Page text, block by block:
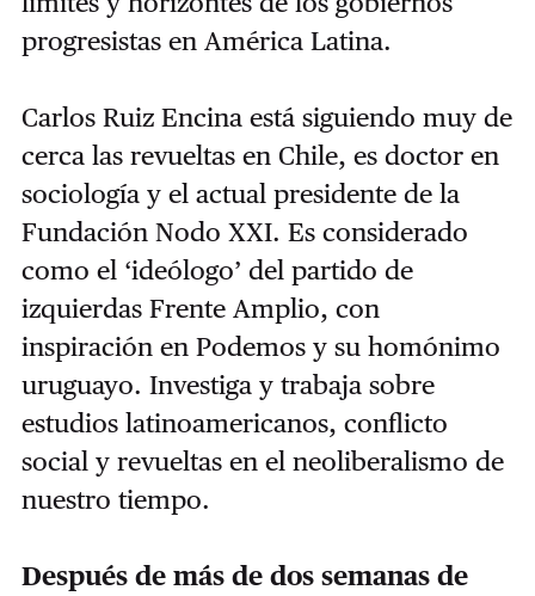
progresistas en América Latina.
Carlos Ruiz Encina está siguiendo muy de
cerca las revueltas en Chile, es doctor en
sociología y el actual presidente de la
Fundación Nodo XXI. Es considerado
como el ‘ideólogo’ del partido de
izquierdas Frente Amplio, con
inspiración en Podemos y su homónimo
uruguayo. Investiga y trabaja sobre
estudios latinoamericanos, conflicto
social y revueltas en el neoliberalismo de
nuestro tiempo.
Después de más de dos semanas de